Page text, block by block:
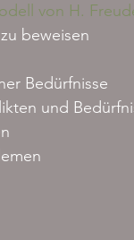
von H.
beweisen
Bedürfnisse
und